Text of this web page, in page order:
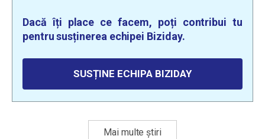
Dacă îți place ce facem, poți contribui tu
pentru susținerea echipei Biziday.
SUSȚINE ECHIPA BIZIDAY
Mai multe știri